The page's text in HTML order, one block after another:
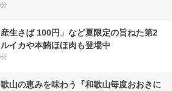
生さば 100円」など夏限定の旨ねた第2
イカや本鮪ほほ肉も登場中
山の恵みを味わう『和歌山毎度おおきに